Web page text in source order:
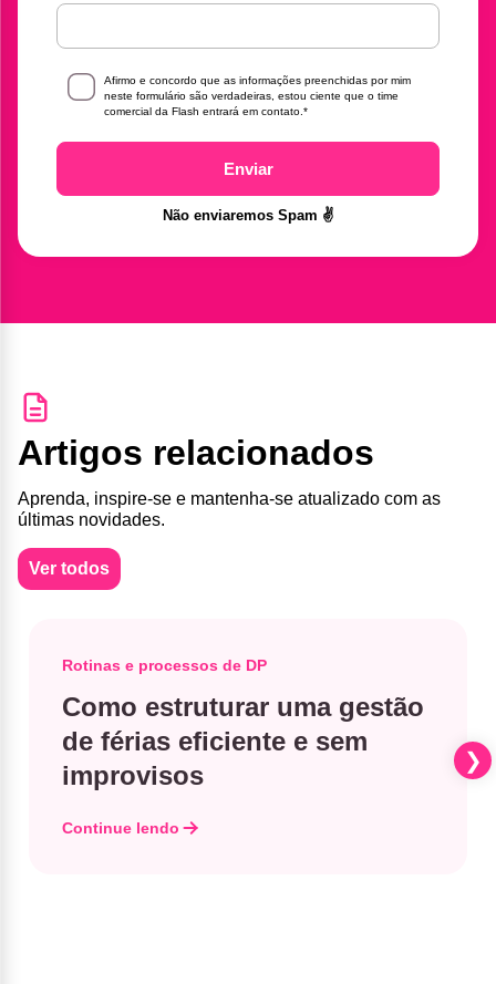
Afirmo e concordo que as informações preenchidas por mim
neste formulário são verdadeiras, estou ciente que o time
comercial da Flash entrará em contato.*
Enviar
Não enviaremos Spam ✌️
Artigos relacionados
Aprenda, inspire-se e mantenha-se atualizado com as
últimas novidades.
Ver todos
Rotinas e processos de DP
Como estruturar uma gestão
de férias eficiente e sem
improvisos
Continue lendo